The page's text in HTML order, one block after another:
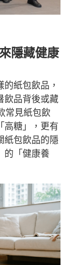
隱藏健康
紙包飲品，
飲品背後或藏
常見紙包飲
高糖」，更有
紙包飲品的隱
的「健康養